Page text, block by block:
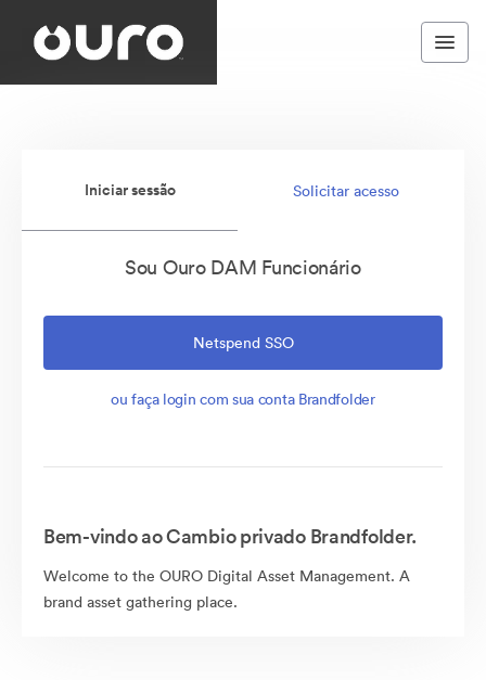
Iniciar sessão Solicitar acesso
Sou Ouro DAM Funcionário
Netspend SSO
ou faça login com sua conta Brandfolder
Bem-vindo ao Cambio privado Brandfolder.
Welcome to the OURO Digital Asset Management. A
brand asset gathering place.